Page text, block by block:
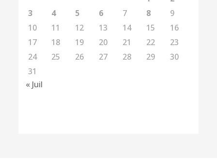
3
4 5 6 7 8
9
10
11 12 13 14 15
16
17
18 19 20 21 22
23
24
25 26 27 28 29
30
31
« Juil